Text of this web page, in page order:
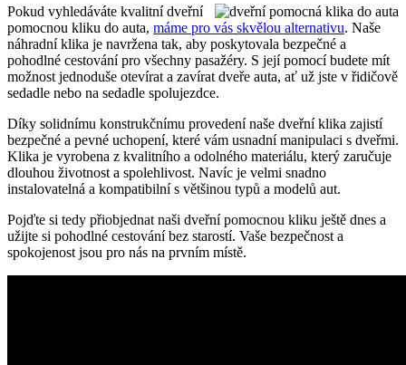
Pokud vyhledáváte kvalitní dveřní
pomocnou kliku do auta, máme ⁢pro vás skvělou ‌alternativu. Naše
⁤náhradní klika je navržena tak, aby poskytovala bezpečné a‌
pohodlné cestování pro všechny pasažéry. S její ‌pomocí budete mít
možnost jednoduše otevírat a zavírat dveře⁢ auta, ať už jste v řidičově
sedadle⁣ nebo na sedadle spolujezdce.
Díky solidnímu konstrukčnímu provedení naše dveřní klika zajistí
bezpečné a pevné⁢ uchopení, které vám usnadní ⁤manipulaci s dveřmi.
Klika je vyrobena z kvalitního a odolného materiálu, který‍ zaručuje
dlouhou životnost a spolehlivost. Navíc je velmi snadno
instalovatelná a kompatibilní s většinou typů a modelů aut.
Pojďte si tedy přiobjednat ⁢naši dveřní pomocnou kliku ještě dnes a
užijte si pohodlné cestování bez starostí. Vaše bezpečnost a
spokojenost jsou pro nás na prvním místě.